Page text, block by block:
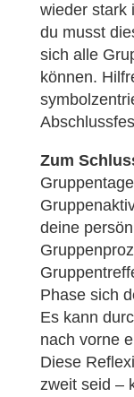
wieder stark
du musst
sich alle
können.
Zum
deine
Phase sich
Es kann
nach vorne
Diese
zweit seid –